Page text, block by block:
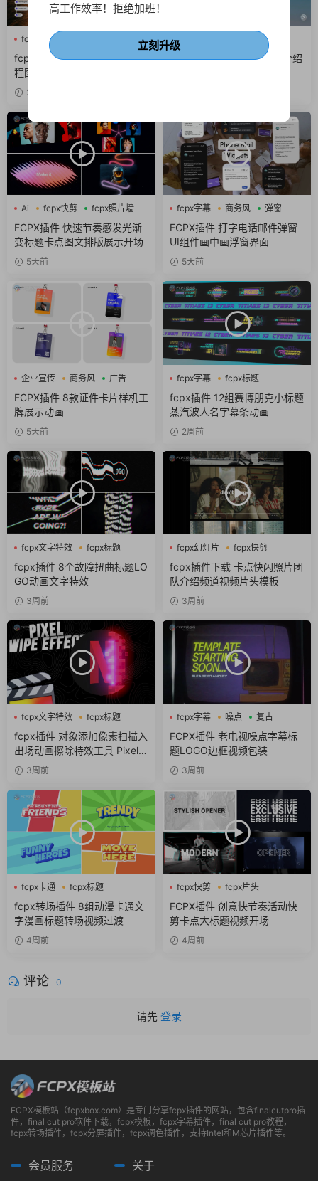
fcpx字幕
fcpx插件 6组互联网Ui动效流
程图窗口组件界面
2小时前
Ai fcpx片头
fcpx插件 AI企业品牌标志介绍
Ai fcpx快剪 fcpx照片墙
FCPX插件 快速节奏感发光渐
变标题卡点图文排版展示开场
5天前
fcpx字幕 商务风 弹窗
FCPX插件 打字电话邮件弹窗
UI组件画中画浮窗界面
5天前
企业宣传 商务风 广告
FCPX插件 8款证件卡片样机工
牌展示动画
5天前
fcpx字幕
fcpx标题
fcpx片头
fcpx插件 12组赛博朋克小标题
蒸汽波人名字幕条动画
2周前
fcpx文字特效
fcpx标题
故障风
fcpx插件 8个故障扭曲标题LO
GO动画文字特效
3周前
fcpx幻灯片
fcpx快剪
fcpx视频开场
fcpx插件下载 卡点快闪照片团
队介绍频道视频片头模板
3周前
fcpx文字特效
fcpx标题
像素
fcpx插件 对象添加像素扫描入
出场动画擦除特效工具 Pixel S
can3周前
fcpx字幕 噪点 复古
FCPX插件 老电视噪点字幕标
题LOGO边框视频包装
3周前
fcpx卡通
fcpx标题
fcpx转场
fcpx转场插件 8组动漫卡通文
字漫画标题转场视频过渡
4周前
fcpx快剪
fcpx片头
fcpx视频开场
FCPX插件 创意快节奏活动快
剪卡点大标题视频开场
4周前
评论 0
请先 登录
FCPX模板站（fcpxbox.com）是专门分享fcpx插件的网站，包含finalcutpro插
件，final cut pro软件下载，fcpx模板，fcpx字幕插件，final cut pro教程，
fcpx转场插件，fcpx分屏插件，fcpx调色插件，支持Intel和M芯片插件等。
会员服务 关于
高工作效率！拒绝加班！
立刻升级